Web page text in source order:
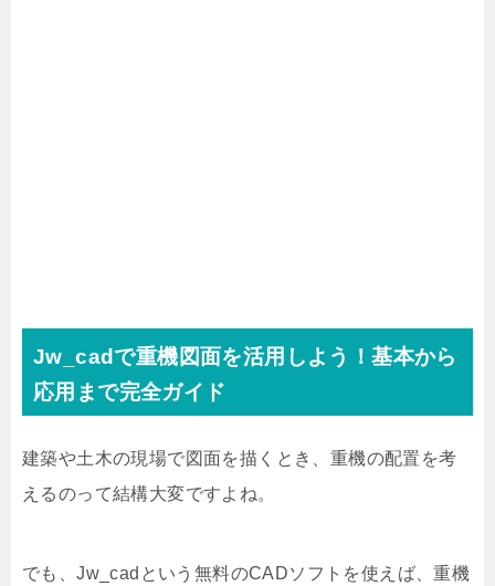
Jw_cadで重機図面を活用しよう！基本から
応用まで完全ガイド
建築や土木の現場で図面を描くとき、重機の配置を考
えるのって結構大変ですよね。
でも、Jw_cadという無料のCADソフトを使えば、重機